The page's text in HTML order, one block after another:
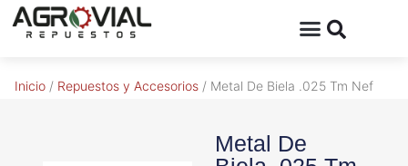
Inicio / Repuestos y Accesorios / Metal De Biela .025 Tm Nef
Metal De